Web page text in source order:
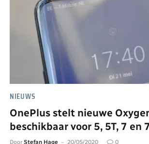
NIEUWS
OnePlus stelt nieuwe
beschikbaar voor 5, 5T, 7 en
Door Stefan Hage 20/05/2020 0